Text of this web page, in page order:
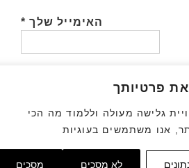
פרטיותך
גלישה מעולה וללמוד מה הכי
אנו משתמשים בעוגיות
לא מסכים מסכים
האימייל שלך*